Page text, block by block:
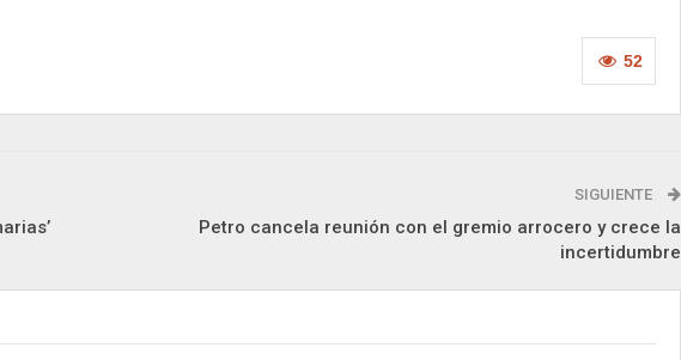
52
SIGUIENTE
Petro cancela reunión con el gremio arrocero y crece la
incertidumbre